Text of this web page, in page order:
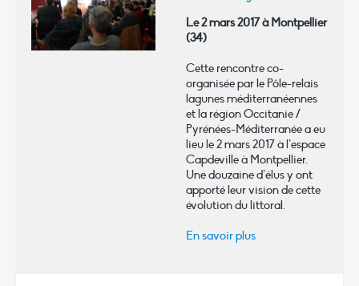
Le 2 mars 2017 à Montpellier
(34)
Cette rencontre co-
organisée par le Pôle-relais
lagunes méditerranéennes
et la région Occitanie /
Pyrénées-Méditerranée a eu
lieu le 2 mars 2017 à l’espace
Capdeville à Montpellier.
Une douzaine d’élus y ont
apporté leur vision de cette
évolution du littoral.
En savoir plus